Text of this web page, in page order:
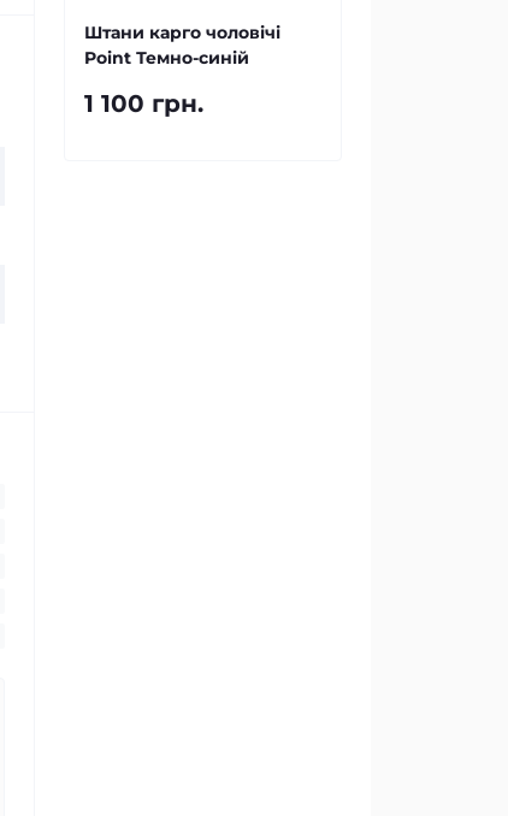
Штани карго чоловічі
Point Темно-синій
1 100 грн.